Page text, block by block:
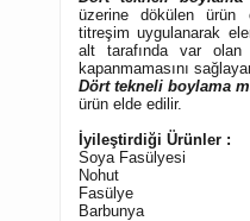
üzerine dökülen ürün
titreşim uygulanarak
alt tarafında var olan
kapanmamasını
Dört tekneli boylama
ürün elde edilir.
İyileştirdiği Ürünler :
Soya Fasülyesi
Nohut
Fasülye
Barbunya